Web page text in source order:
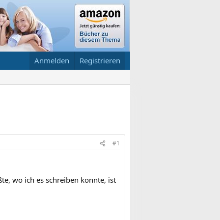
Anmelden Registrieren
#1
wo ich es schreiben konnte, ist